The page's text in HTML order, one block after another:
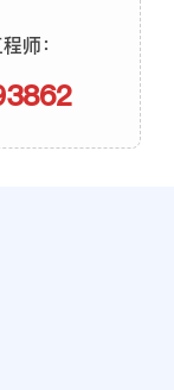
师：